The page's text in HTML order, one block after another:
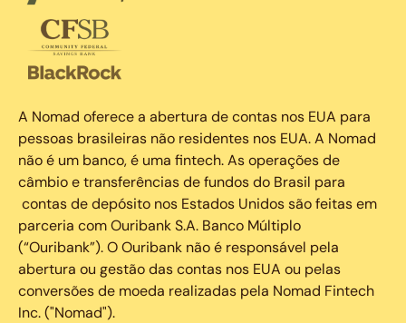
A Nomad oferece a abertura de contas nos EUA para
pessoas brasileiras não residentes nos EUA. A Nomad
não é um banco, é uma fintech. As operações de
câmbio e transferências de fundos do Brasil para
contas de depósito nos Estados Unidos são feitas em
parceria com Ouribank S.A. Banco Múltiplo
(“Ouribank”). O Ouribank não é responsável pela
abertura ou gestão das contas nos EUA ou pelas
conversões de moeda realizadas pela Nomad Fintech
Inc. ("Nomad").